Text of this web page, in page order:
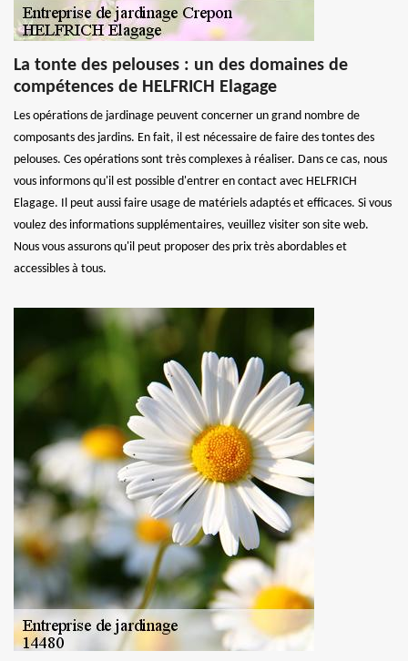
La tonte des pelouses : un des domaines de
compétences de HELFRICH Elagage
Les opérations de jardinage peuvent concerner un grand nombre de
composants des jardins. En fait, il est nécessaire de faire des tontes des
pelouses. Ces opérations sont très complexes à réaliser. Dans ce cas, nous
vous informons qu'il est possible d'entrer en contact avec HELFRICH
Elagage. Il peut aussi faire usage de matériels adaptés et efficaces. Si vous
voulez des informations supplémentaires, veuillez visiter son site web.
Nous vous assurons qu'il peut proposer des prix très abordables et
accessibles à tous.